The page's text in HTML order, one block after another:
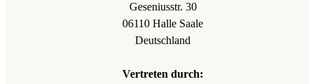
Geseniusstr. 30
06110 Halle Saale
Deutschland
Vertreten durch: